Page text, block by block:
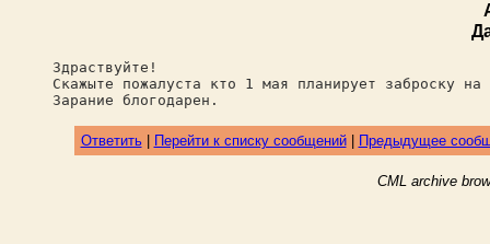
Здраствуйте!
Скажыте пожалуста кто 1 мая планирует заброску
Зарание блогодарен.
Ответить| Перейти к списку сообщений| Предыдущее
CML archive